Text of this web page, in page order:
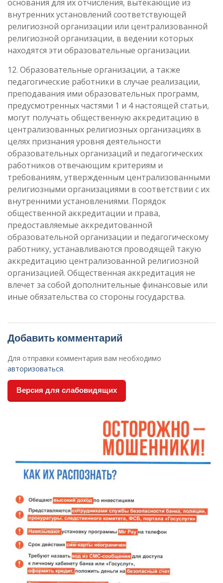
основания для их отчисления, вытекающие из
внутренних установлений соответствующей
религиозной организации или централизованной
религиозной организации, в ведении которых
находятся эти образовательные организации.
12. Образовательные организации, а также
педагогические работники в случае реализации,
преподавания ими образовательных программ,
предусмотренных частями 1 и 4 настоящей статьи,
могут получать общественную аккредитацию в
централизованных религиозных организациях в
целях признания уровня деятельности
образовательных организаций и педагогических
работников отвечающим критериям и
требованиям, утвержденным централизованными
религиозными организациями в соответствии с их
внутренними установлениями. Порядок
общественной аккредитации и права,
предоставляемые аккредитованной
образовательной организации и педагогическому
работнику, устанавливаются проводящей такую
аккредитацию централизованной религиозной
организацией. Общественная аккредитация не
влечет за собой дополнительные финансовые или
иные обязательства со стороны государства.
Добавить комментарий
Для отправки комментария вам необходимо
авторизоваться.
Версия для слабовидящих